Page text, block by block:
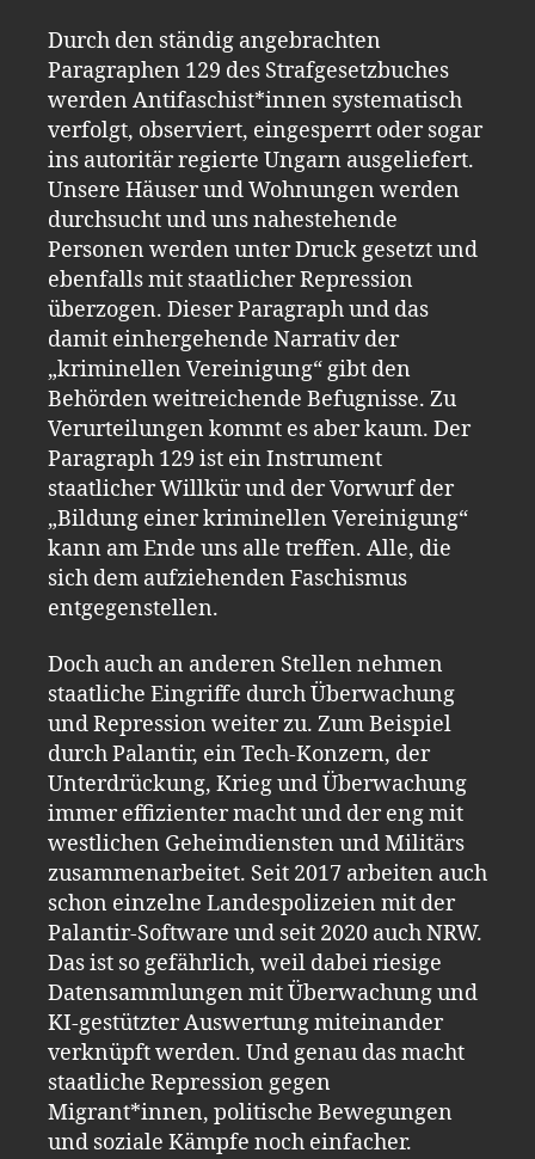
Durch den ständig angebrachten
Paragraphen 129 des Strafgesetzbuches
werden Antifaschist*innen systematisch
verfolgt, observiert, eingesperrt oder sogar
ins autoritär regierte Ungarn ausgeliefert.
Unsere Häuser und Wohnungen werden
durchsucht und uns nahestehende
Personen werden unter Druck gesetzt und
ebenfalls mit staatlicher Repression
überzogen. Dieser Paragraph und das
damit einhergehende Narrativ der
„kriminellen Vereinigung“ gibt den
Behörden weitreichende Befugnisse. Zu
Verurteilungen kommt es aber kaum. Der
Paragraph 129 ist ein Instrument
staatlicher Willkür und der Vorwurf der
„Bildung einer kriminellen Vereinigung“
kann am Ende uns alle treffen. Alle, die
sich dem aufziehenden Faschismus
entgegenstellen.
Doch auch an anderen Stellen nehmen
staatliche Eingriffe durch Überwachung
und Repression weiter zu. Zum Beispiel
durch Palantir, ein Tech-Konzern, der
Unterdrückung, Krieg und Überwachung
immer effizienter macht und der eng mit
westlichen Geheimdiensten und Militärs
zusammenarbeitet. Seit 2017 arbeiten auch
schon einzelne Landespolizeien mit der
Palantir-Software und seit 2020 auch NRW.
Das ist so gefährlich, weil dabei riesige
Datensammlungen mit Überwachung und
KI-gestützter Auswertung miteinander
verknüpft werden. Und genau das macht
staatliche Repression gegen
Migrant*innen, politische Bewegungen
und soziale Kämpfe noch einfacher.